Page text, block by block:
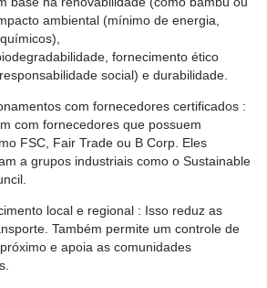
ambiental (mínimo de energia,
fornecimento ético
social) e durabilidade.
com fornecedores certificados :
com fornecedores que possuem
FSC, Fair Trade ou B Corp. Eles
a grupos industriais como o Sustainable
local e regional : Isso reduz as
Também permite um controle de
e apoia as comunidades